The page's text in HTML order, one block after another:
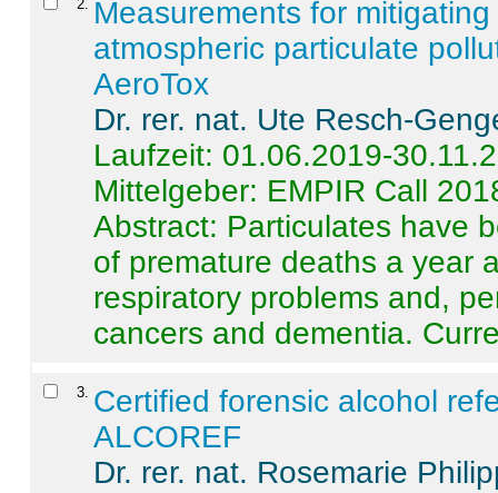
2
Measurements for
atmospheric particulate
AeroTox
Dr. rer. nat. Ute Resch-
Laufzeit: 01.06.2019-
Mittelgeber: EMPIR Call
Abstract: Particulates have
of premature deaths a year
respiratory problems and,
cancers and dementia.
3 Certified forensic alcohol
ALCOREF
Dr. rer. nat. Rosemarie